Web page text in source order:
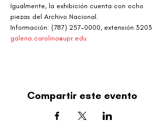
Igualmente, la exhibición cuenta con ocho
piezas del Archivo Nacional.
Información: (787) 257-0000, extensión 3203
galeria.carolina@upr.edu
Compartir este evento